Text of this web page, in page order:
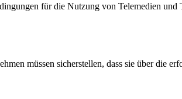
für die Nutzung von Telemedien
müssen sicherstellen, dass sie über die